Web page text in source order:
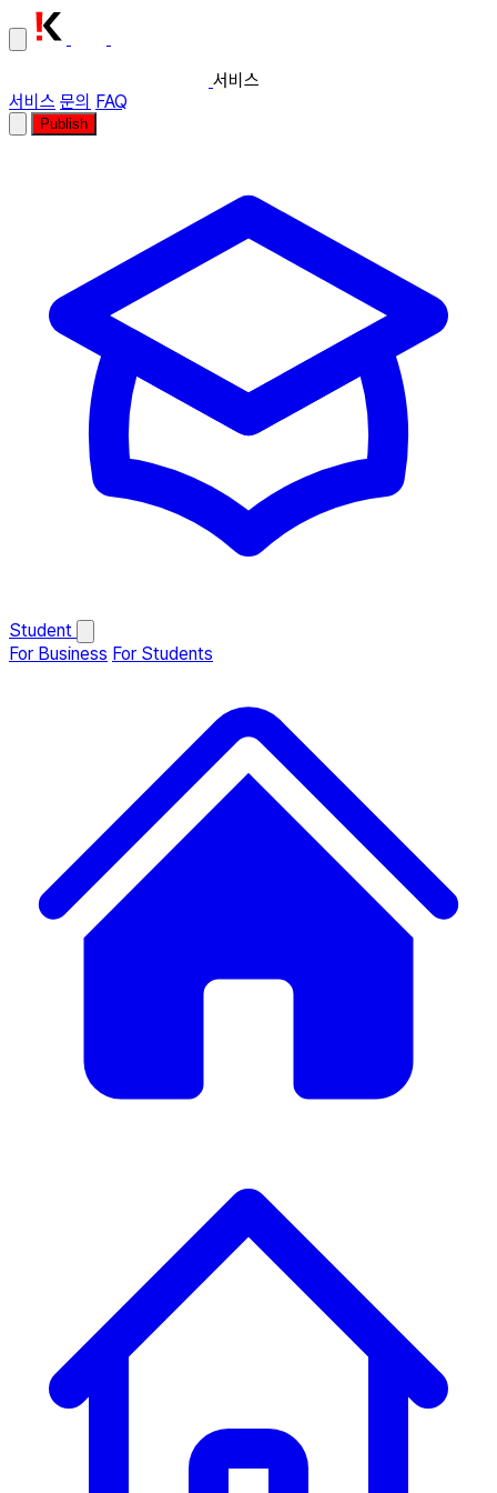
서비스
서비스 문의 FAQ
Publish
Student
For Business For Students